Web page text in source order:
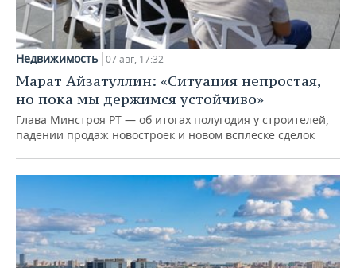
Недвижимость 07 авг, 17:32
Марат Айзатуллин: «Ситуация непростая,
но пока мы держимся устойчиво»
Глава Минстроя РТ — об итогах полугодия у строителей,
падении продаж новостроек и новом всплеске сделок